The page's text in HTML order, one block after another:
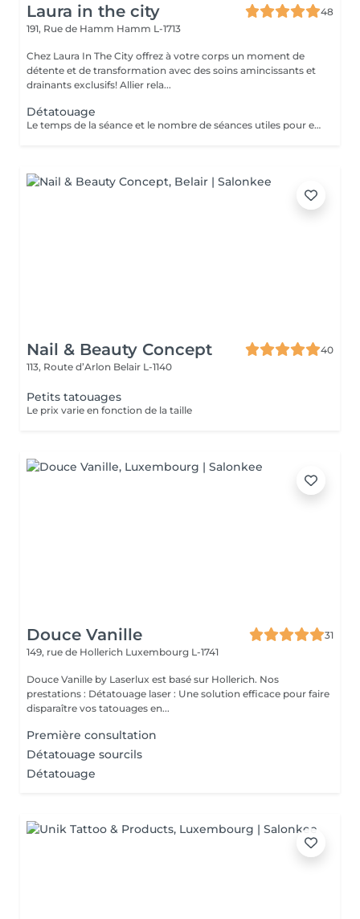
Laura in the city
48
191, Rue de Hamm Hamm L-1713
Chez Laura In The City offrez à votre corps un moment de
détente et de transformation avec des soins amincissants et
drainants exclusifs! Allier rela...
Détatouage
Le temps de la séance et le nombre de séances utiles pour enlever le tatouage sont variables Le détatouage laser est une technique efficace qui fragmente les pigments d'encre sous la peau à l'aide de faisceaux de lumière, permettant ainsi au système immunitaire de les éliminer progressivement. Le processus nécessite généralement plusieurs séances, et son efficacité dépend de divers facteurs. Comment ça marche ? Le laser cible les particules d'encre et les chauffe pour les fragmenter en morceaux plus petits. Ces fragments sont ensuite naturellement évacués par le corps. Différents types de lasers, tels que le laser Picosure ou le laser Q-Switched, sont utilisés pour traiter efficacement différentes couleurs et profondeurs d'encre. Ce qu'il faut savoir Nombre de séances Le nombre de séances varie considérablement. Un tatouage amateur peut nécessiter 3 à 5 séances, tandis qu'un tatouage professionnel peut en exiger 4 à 12, voire plus, pour une disparition complète. Résultats progressifs L'éclaircissement de l'encre est visible après chaque séance, mais le tatouage complet s'estompe progressivement au fil du temps.
Nail & Beauty Concept
40
113, Route d’Arlon Belair L-1140
Petits tatouages
Le prix varie en fonction de la taille
Douce Vanille
31
149, rue de Hollerich Luxembourg L-1741
Douce Vanille by Laserlux est basé sur Hollerich. Nos
prestations : Détatouage laser : Une solution efficace pour faire
disparaître vos tatouages en...
Première consultation
Détatouage sourcils
Détatouage